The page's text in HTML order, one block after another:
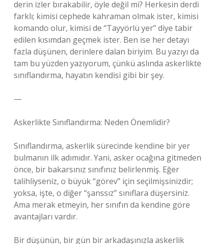
derin izler bırakabilir, öyle değil mi? Herkesin derdi
farklı; kimisi cephede kahraman olmak ister, kimisi
komando olur, kimisi de “Tayyörlü yer” diye tabir
edilen kısımdan geçmek ister. Ben ise her detayı
fazla düşünen, derinlere dalan biriyim. Bu yazıyı da
tam bu yüzden yazıyorum, çünkü aslında askerlikte
sınıflandırma, hayatın kendisi gibi bir şey.
—
Askerlikte Sınıflandırma: Neden Önemlidir?
Sınıflandırma, askerlik sürecinde kendine bir yer
bulmanın ilk adımıdır. Yani, asker ocağına gitmeden
önce, bir bakarsınız sınıfınız belirlenmiş. Eğer
talihliyseniz, o büyük “görev” için seçilmişsinizdir;
yoksa, işte, o diğer “şanssız” sınıflara düşersiniz.
Ama merak etmeyin, her sınıfın da kendine göre
avantajları vardır.
Bir düşünün, bir gün bir arkadaşınızla askerlik